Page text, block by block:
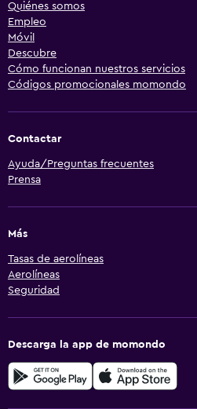
Quiénes somos
Empleo
Móvil
Descubre
Cómo funcionan nuestros servicios
Códigos promocionales momondo
Contactar
Ayuda/Preguntas frecuentes
Prensa
Más
Tasas de aerolíneas
Aerolíneas
Seguridad
Descarga la app de momondo